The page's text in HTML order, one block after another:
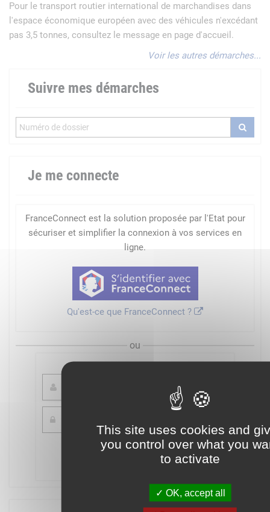
This site uses cookies and
you control over what you
to activate
OK, accept all
Pour le transport routier international de marchandises dans
l'espace économique européen avec des véhicules n'excédant
pas 3,5 tonnes, consultez le message en page d'accueil.
Voir les autres démarches...
Suivre mes démarches
Je me connecte
FranceConnect est la solution proposée par l'Etat pour
sécuriser et simplifier la connexion à vos services en
ligne.
Qu'est-ce que FranceConnect ?
ou
Mot de passe oublié ?